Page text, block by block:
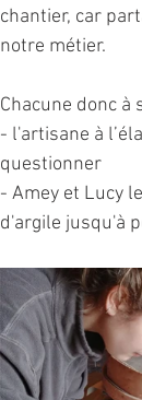
chantier, car
notre métier.
Chacune donc à
- l'artisane à
questionner
- Amey et Lucy
d'argile jusqu'à